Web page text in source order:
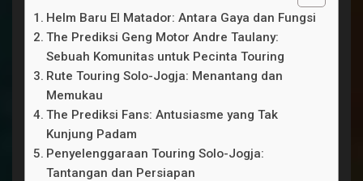
Helm Baru El Matador: Antara Gaya dan Fungsi
The Prediksi Geng Motor Andre Taulany:
Sebuah Komunitas untuk Pecinta Touring
Rute Touring Solo-Jogja: Menantang dan
Memukau
The Prediksi Fans: Antusiasme yang Tak
Kunjung Padam
Penyelenggaraan Touring Solo-Jogja:
Tantangan dan Persiapan